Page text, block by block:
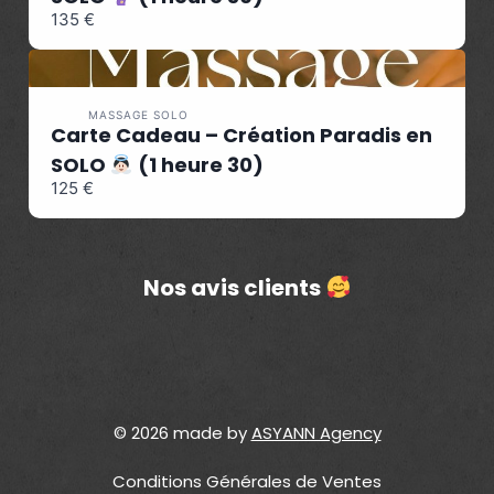
135 €
MASSAGE SOLO
Carte Cadeau – Création Paradis en
SOLO
(1 heure 30)
125 €
Nos avis clients
© 2026 made byASYANN Agency
Conditions Générales de Ventes